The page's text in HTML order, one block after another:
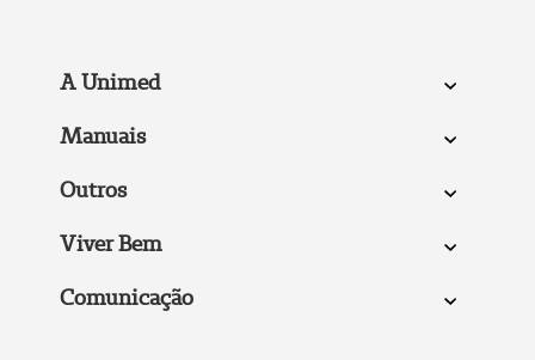
A Unimed
Manuais
Outros
Viver Bem
Comunicação